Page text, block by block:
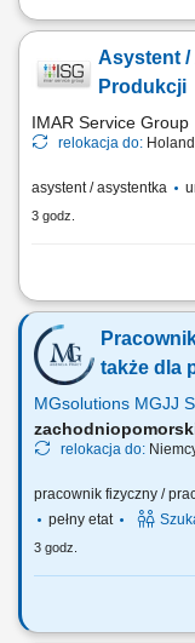
Twój zakres
przeciwwskazań do
odpowiedzialność,
Asystent
Produkcji
IMAR Service Group
relokacja do:
asystent / asystentka
3 godz.
Opis stanowiska:
produkcyjnych w
logistycznym liczącym
produkcyjnych oraz
oraz przestrzeganie...
także dla
MGsolutions MGJJ
relokacja do:
pracownik fizyczny /
pełny etat
3 godz.
Opis stanowiska Proste